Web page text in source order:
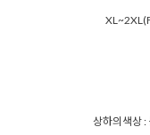
상하의색상 :